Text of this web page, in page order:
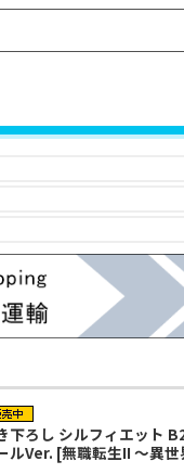
下ろし シルフィエット
ルVer. [無職転生II ～異